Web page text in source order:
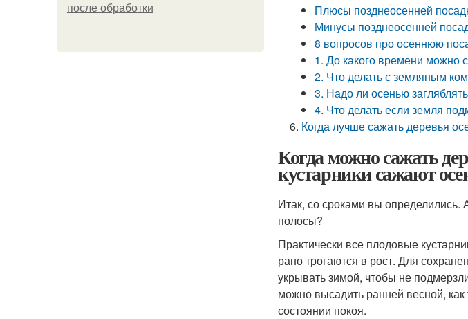
после обработки
Плюсы позднеосенней
Минусы позднеосенней
8 вопросов про осеннюю
1. До какого времени можно
2. Что делать с земляным
3. Надо ли осенью
4. Что делать если земля
Когда лучше сажать деревья
Когда можно сажать
кустарники сажают
Итак, со сроками вы определились.
полосы?
Практически все плодовые
рано трогаются в рост. Для
укрывать зимой, чтобы не
можно высадить ранней весной, как
состоянии покоя.